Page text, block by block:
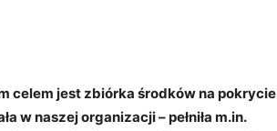
celem jest zbiórka środków na pokrycie
w naszej organizacji – pełniła m.in.